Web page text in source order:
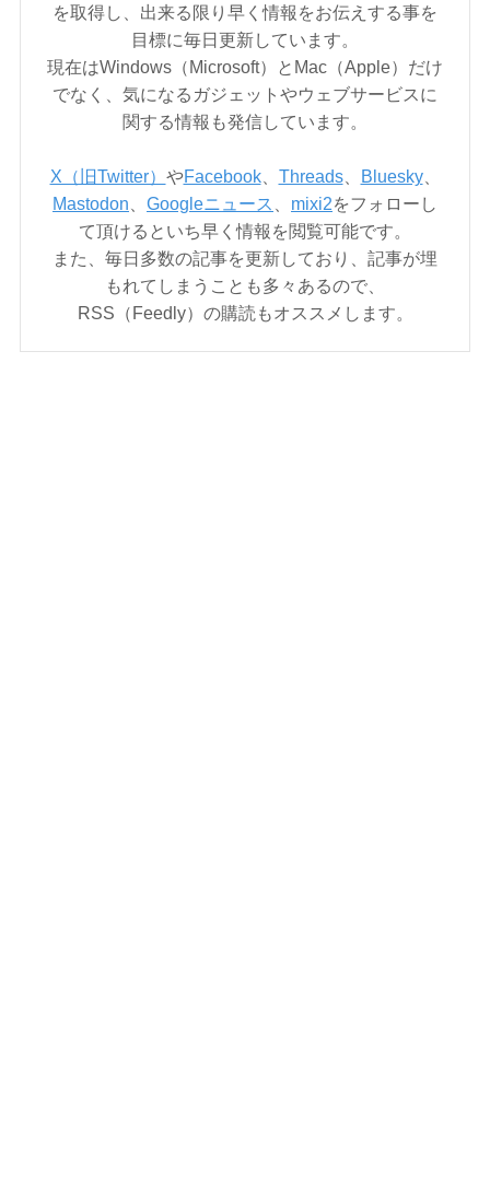
を取得し、出来る限り早く情報をお伝えする事を
目標に毎日更新しています。
現在はWindows（Microsoft）とMac（Apple）だけ
でなく、気になるガジェットやウェブサービスに
関する情報も発信しています。
X（旧Twitter） やFacebook、 Threads、 Bluesky、
Mastodon
Googleニュース mixi2をフォローし
て頂けるといち早く情報を閲覧可能です。
また、毎日多数の記事を更新しており、記事が埋
もれてしまうことも多々あるので、
RSS（Feedly）の購読もオススメします。